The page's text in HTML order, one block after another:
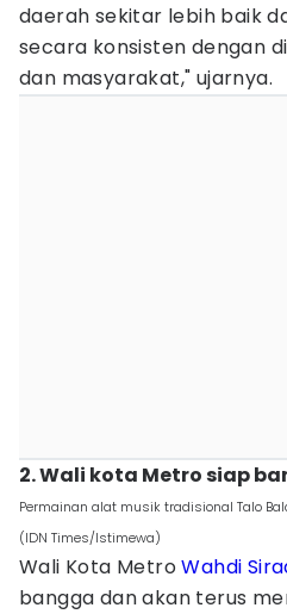
daerah sekitar lebih baik
secara konsisten dengan
dan masyarakat," ujarnya.
2. Wali kota Metro siap
Permainan alat musik tradisional Talo
(IDN Times/Istimewa)
Wali Kota MetroWahdi
bangga dan akan terus